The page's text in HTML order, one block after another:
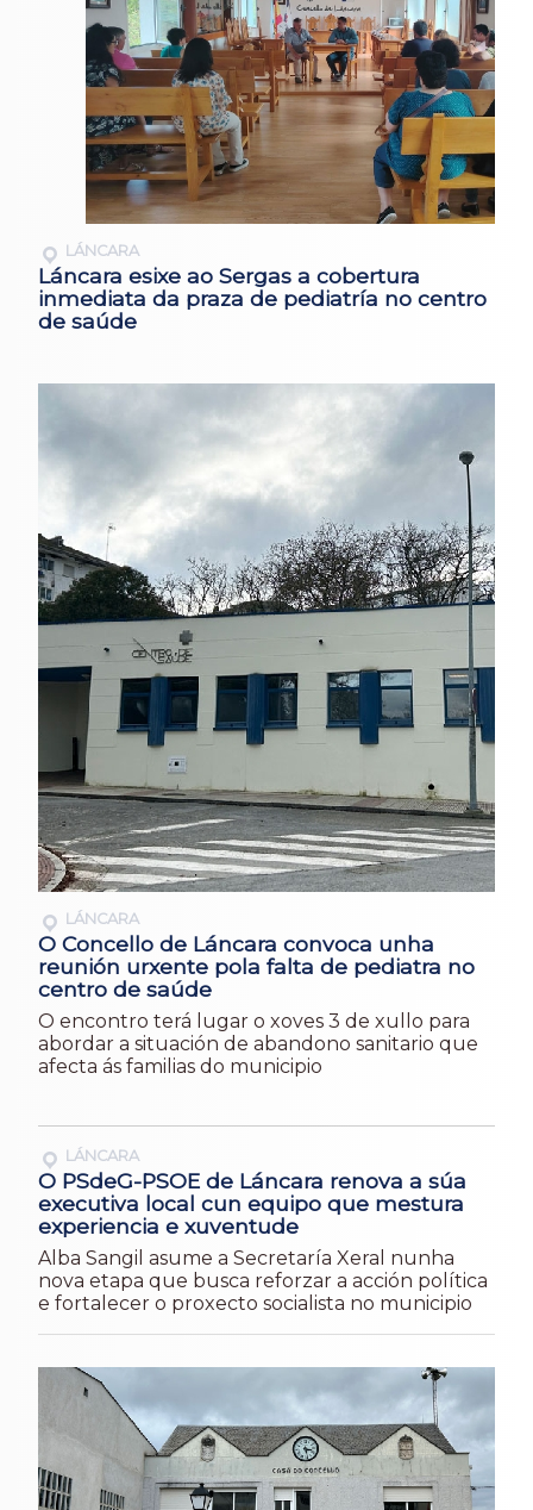
LÁNCARA
Láncara esixe ao Sergas a cobertura
inmediata da praza de pediatría no centro
de saúde
LÁNCARA
O Concello de Láncara convoca unha
reunión urxente pola falta de pediatra no
centro de saúde
O encontro terá lugar o xoves 3 de xullo para
abordar a situación de abandono sanitario que
afecta ás familias do municipio
LÁNCARA
O PSdeG-PSOE de Láncara renova a súa
executiva local cun equipo que mestura
experiencia e xuventude
Alba Sangil asume a Secretaría Xeral nunha
nova etapa que busca reforzar a acción política
e fortalecer o proxecto socialista no municipio